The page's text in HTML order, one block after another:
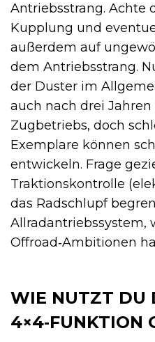
Antriebsstrang. Achte
Kupplung und
außerdem auf
dem Antriebsstrang.
der Duster im
auch nach drei
Zugbetriebs, doch
Exemplare können
entwickeln. Frage
Traktionskontrolle
das Radschlupf
Allradantriebssystem,
Offroad‑Ambitionen
WIE NUTZT DU
4×4‑FUNKTION